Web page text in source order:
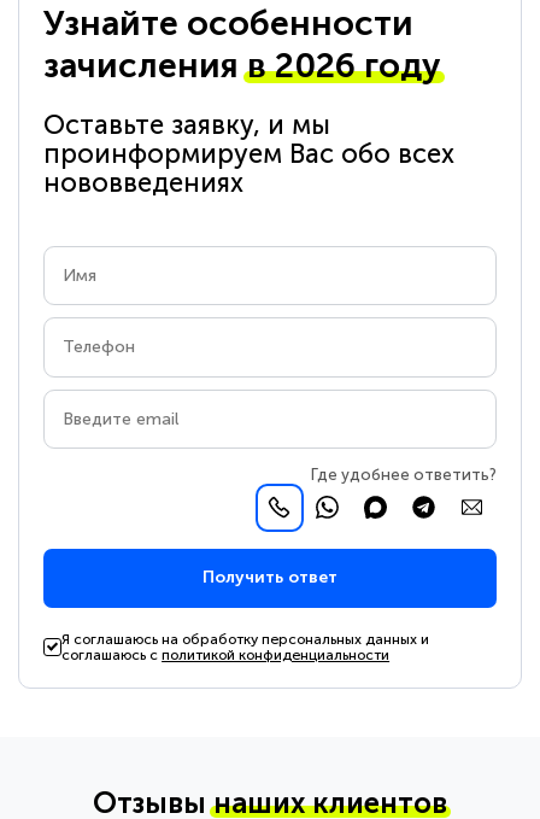
Узнайте особенности
зачисленияв 2026 году
Оставьте заявку, и мы
проинформируем Вас обо всех
нововведениях
Где удобнее ответить?
Получить ответ
Я соглашаюсь на обработку персональных данных и
соглашаюсь сполитикой конфиденциальности
Отзывынаших клиентов